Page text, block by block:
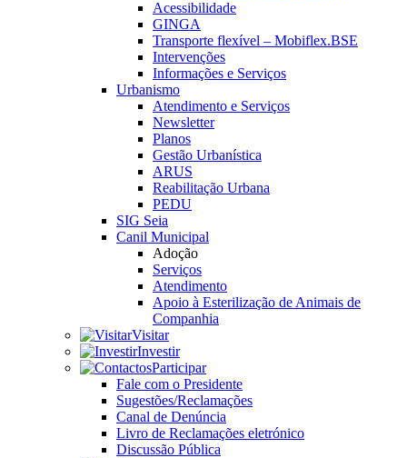
Acessibilidade
GINGA
Transporte flexível – Mobiflex.BSE
Intervenções
Informações e Serviços
Urbanismo
Atendimento e Serviços
Newsletter
Planos
Gestão Urbanística
ARUS
Reabilitação Urbana
PEDU
SIG Seia
Canil Municipal
Adoção
Serviços
Atendimento
Apoio à Esterilização de Animais de
Companhia
Visitar
Investir
Participar
Fale com o Presidente
Sugestões/Reclamações
Canal de Denúncia
Livro de Reclamações eletrónico
Discussão Pública